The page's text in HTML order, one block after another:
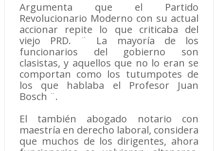
Argumenta que el Partido
Revolucionario Moderno con su actual
accionar repite lo que criticaba del
viejo PRD. ¨ La mayoría de los
funcionarios del gobierno son
clasistas, y aquellos que no lo eran se
comportan como los tutumpotes de
los que hablaba el Profesor Juan
Bosch ¨.
El también abogado notario con
maestría en derecho laboral, considera
que muchos de los dirigentes, ahora